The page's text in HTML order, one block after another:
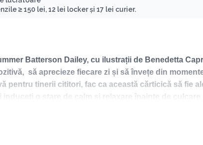
≥ 150 lei, 12 lei locker și 17 lei curier.
Batterson Dailey, cu ilustrații de Benedetta
să aprecieze fiecare zi și să învețe din
pentru tinerii cititori, fac ca această cărticică să fie
o stare de calm și relaxare înainte de culcare.
bestsellerelor New York Times. Este pastor principal